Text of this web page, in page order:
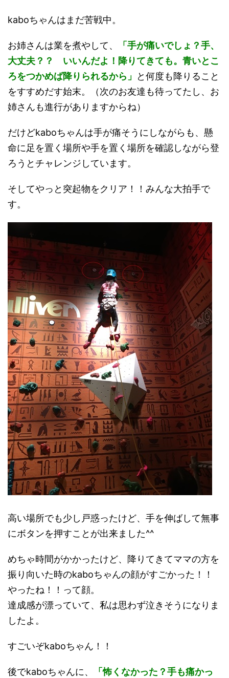
kaboちゃんはまだ苦戦中。
お姉さんは業を煮やして、
「手が痛いでしょ？手、
大丈夫？？ いいんだよ！降りてきても。青いとこ
ろをつかめば降りられるから」
と何度も降りること
をすすめだす始末。（次のお友達も待ってたし、お
姉さんも進行がありますからね）
だけどkaboちゃんは手が痛そうにしながらも、懸
命に足を置く場所や手を置く場所を確認しながら登
ろうとチャレンジしています。
そしてやっと突起物をクリア！！みんな大拍手で
す。
高い場所でも少し戸惑ったけど、手を伸ばして無事
にボタンを押すことが出来ました^^
めちゃ時間がかかったけど、降りてきてママの方を
振り向いた時のkaboちゃんの顔がすごかった！！
やったね！！って顔。
達成感が漂っていて、私は思わず泣きそうになりま
したよ。
すごいぞkaboちゃん！！
後でkaboちゃんに、 「怖くなかった？手も痛かっ